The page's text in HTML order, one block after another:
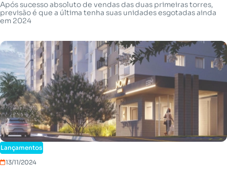
Após sucesso absoluto de vendas das duas primeiras torres,
previsão é que a última tenha suas unidades esgotadas ainda
em 2024
Lançamentos
13/11/2024